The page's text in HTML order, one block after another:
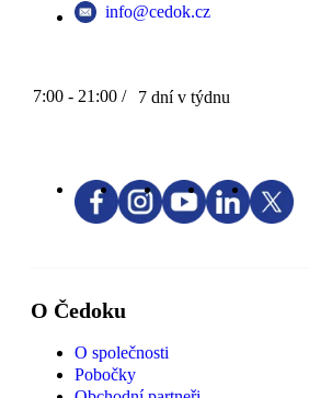
info@cedok.cz
7:00 - 21:00 / 7 dní v týdnu
O Čedoku
O společnosti
Pobočky